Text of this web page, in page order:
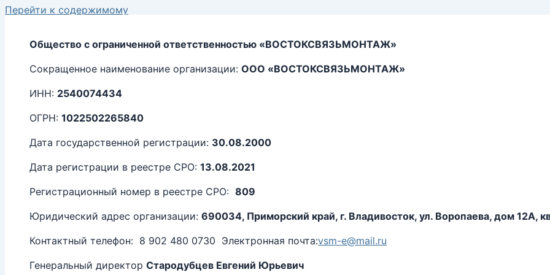
Перейти к содержимому
Общество с ограниченной ответственностью «ВОСТОКСВЯЗЬМОНТАЖ»
Сокращенное наименование организации: ООО «ВОСТОКСВЯЗЬМОНТАЖ»
ИНН: 2540074434
ОГРН: 1022502265840
Дата государственной регистрации: 30.08.2000
Дата регистрации в реестре СРО: 13.08.2021
Регистрационный номер в реестре СРО: 809
Юридический адрес организации: 690034, Приморский край, г. Владивосток, ул. Воропаева, дом 12А,
Контактный телефон: 8 902 480 0730 Электронная почта:vsm-e@mail.ru
Генеральный директор Стародубцев Евгений Юрьевич